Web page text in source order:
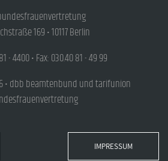
169 • 10117 Berlin
- 4400 • Fax: 030.40 81 - 49 99
• dbb beamtenbund und tarifunion
IMPRESSUM